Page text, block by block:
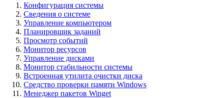
Конфигурация системы
Сведения о системе
Управление компьютером
Планировщик заданий
Просмотр событий
Монитор ресурсов
Управление дисками
Монитор стабильности системы
Встроенная утилита очистки диска
Средство проверки памяти Windows
Менеджер пакетов Winget